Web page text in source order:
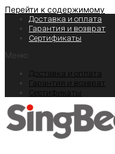
Перейти к содержимому
Доставка и оплата
Гарантия и возврат
Сертификаты
Меню
Доставка и оплата
Гарантия и возврат
Сертификаты